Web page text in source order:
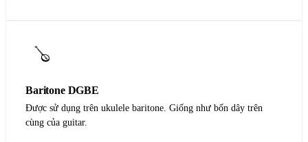
🪕
Baritone DGBE
Được sử dụng trên ukulele baritone. Giống như bốn dây trên
cùng của guitar.